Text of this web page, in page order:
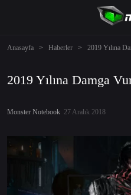
Anasayfa > Haberler > 2019 Yılına
2019 Yılına Damga
Monster Notebook 27 Aralık 2018